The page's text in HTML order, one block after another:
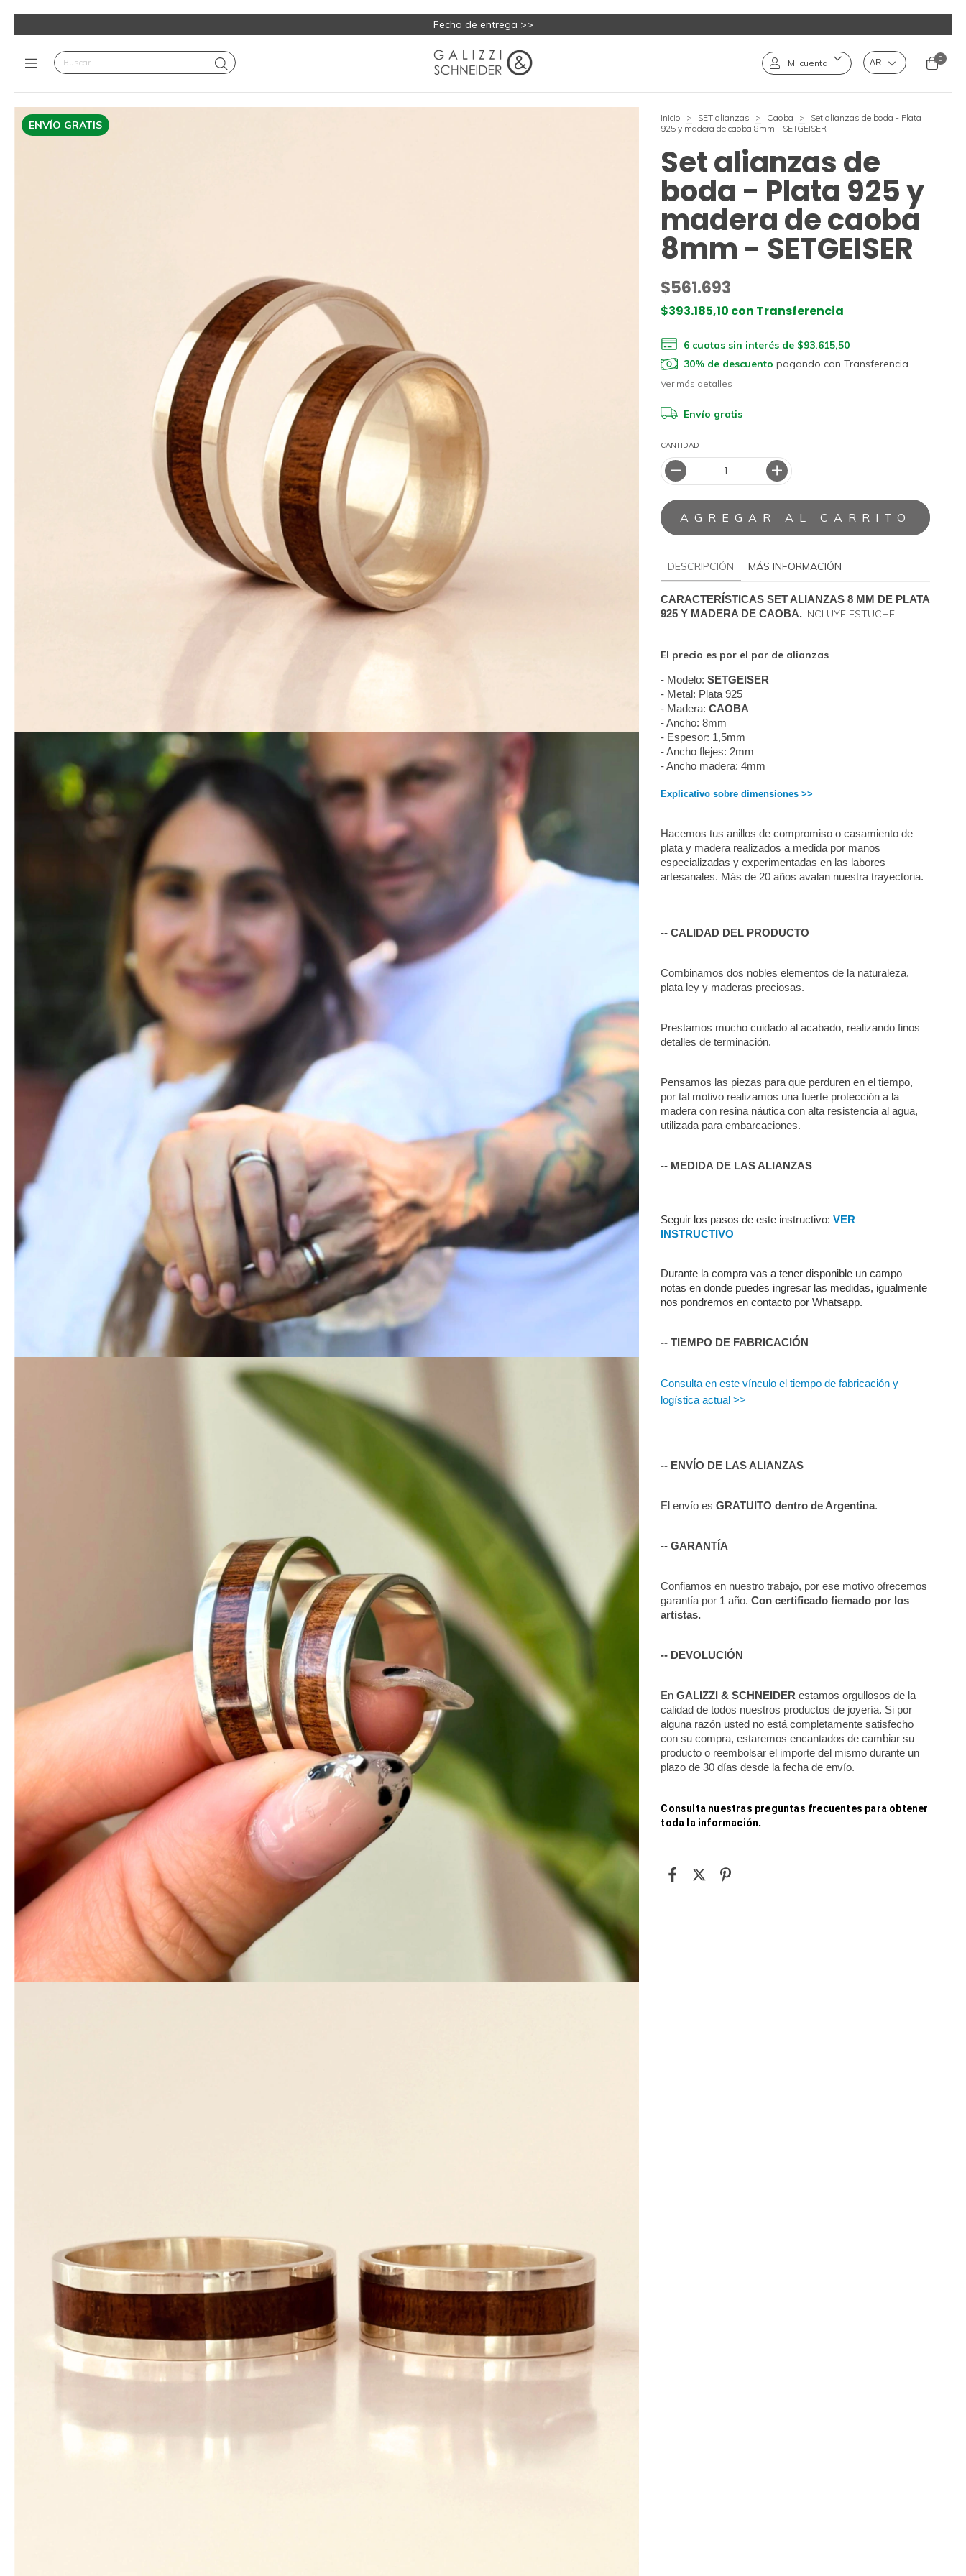
Fecha de entrega >>
Mi cuenta 0
ENVÍO GRATIS
Inicio > SET alianzas > Caoba >
Set alianzas de boda - Plata
925 y madera de caoba 8mm - SETGEISER
Set alianzas de
boda - Plata 925 y
madera de caoba
8mm - SETGEISER
$561.693
$393.185,10 con Transferencia
6 cuotas sin interés de $93.615,50
30% de descuento pagando con Transferencia
Ver más detalles
Envío gratis
CANTIDAD
DESCRIPCIÓN MÁS INFORMACIÓN
CARACTERÍSTICAS SET ALIANZAS 8 MM DE PLATA
925 Y MADERA DE CAOBA. INCLUYE ESTUCHE
El precio es por el par de alianzas
- Modelo: SETGEISER
- Metal: Plata 925
- Madera: CAOBA
- Ancho: 8mm
- Espesor: 1,5mm
- Ancho flejes: 2mm
- Ancho madera: 4mm
Explicativo sobre dimensiones >>
Hacemos tus anillos de compromiso o casamiento de
plata y madera realizados a medida por manos
especializadas y experimentadas en las labores
artesanales. Más de 20 años avalan nuestra trayectoria.
-- CALIDAD DEL PRODUCTO
Combinamos dos nobles elementos de la naturaleza,
plata ley y maderas preciosas.
Prestamos mucho cuidado al acabado, realizando finos
detalles de terminación.
Pensamos las piezas para que perduren en el tiempo,
por tal motivo realizamos una fuerte protección a la
madera con resina náutica con alta resistencia al agua,
utilizada para embarcaciones.
-- MEDIDA DE LAS ALIANZAS
Seguir los pasos de este instructivo: VER
INSTRUCTIVO
Durante la compra vas a tener disponible un campo
notas en donde puedes ingresar las medidas, igualmente
nos pondremos en contacto por Whatsapp.
-- TIEMPO DE FABRICACIÓN
Consulta en este vínculo el tiempo de fabricación y
logística actual >>
-- ENVÍO DE LAS ALIANZAS
El envío es GRATUITO dentro de Argentina.
-- GARANTÍA
Confiamos en nuestro trabajo, por ese motivo ofrecemos
garantía por 1 año. Con certificado fiemado por los
artistas.
-- DEVOLUCIÓN
En GALIZZI & SCHNEIDER estamos orgullosos de la
calidad de todos nuestros productos de joyería. Si por
alguna razón usted no está completamente satisfecho
con su compra, estaremos encantados de cambiar su
producto o reembolsar el importe del mismo durante un
plazo de 30 días desde la fecha de envío.
Consulta nuestras preguntas frecuentes para obtener
toda la información.